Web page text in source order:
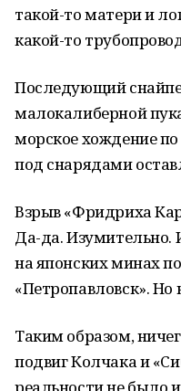
такой-то матери и
какой-то
Последующий
малокалиберной
морское хождение
под снарядами
Взрыв «Фридриха
Да-да. Изумительно.
на японских минах
«Петропавловск».
Таким образом,
подвиг Колчака и